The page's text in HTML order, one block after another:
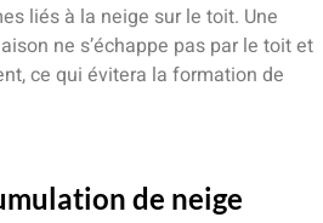
liés à la neige sur le toit. Une
ne s’échappe pas par le toit et
ce qui évitera la formation de
de neige